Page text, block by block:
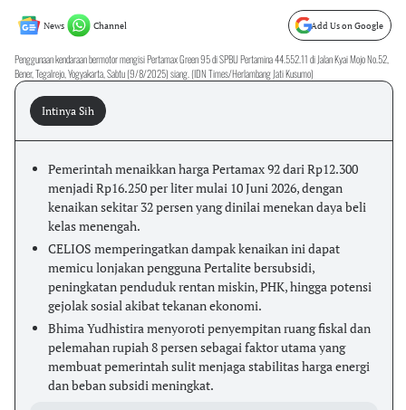
News Channel Add Us on Google
Penggunaan kendaraan bermotor mengisi Pertamax Green 95 di SPBU Pertamina 44.552.11 di Jalan Kyai Mojo No.52,
Bener, Tegalrejo, Yogyakarta, Sabtu (9/8/2025) siang. (IDN Times/Herlambang Jati Kusumo)
Intinya Sih
Pemerintah menaikkan harga Pertamax 92 dari Rp12.300
menjadi Rp16.250 per liter mulai 10 Juni 2026, dengan
kenaikan sekitar 32 persen yang dinilai menekan daya beli
kelas menengah.
CELIOS memperingatkan dampak kenaikan ini dapat
memicu lonjakan pengguna Pertalite bersubsidi,
peningkatan penduduk rentan miskin, PHK, hingga potensi
gejolak sosial akibat tekanan ekonomi.
Bhima Yudhistira menyoroti penyempitan ruang fiskal dan
pelemahan rupiah 8 persen sebagai faktor utama yang
membuat pemerintah sulit menjaga stabilitas harga energi
dan beban subsidi meningkat.